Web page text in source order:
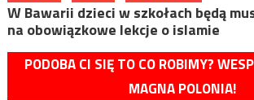
W Bawarii dzieci w szkołach będą
na obowiązkowe lekcje o islamie
PODOBA CI SIĘ TO CO ROBIMY?
MAGNA POLONIA!